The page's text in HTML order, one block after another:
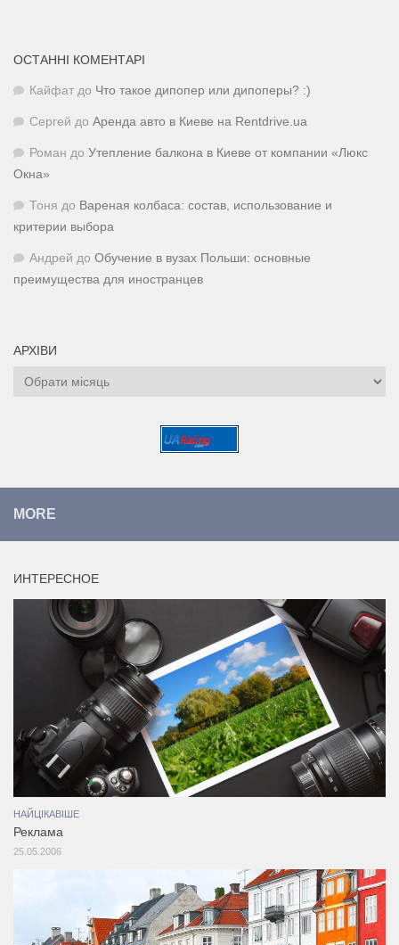
ОСТАННІ КОМЕНТАРІ
Кайфат до Что такое дипопер или дипоперы? :)
Сергей до Аренда авто в Киеве на Rentdrive.ua
Роман до Утепление балкона в Киеве от компании «Люкс
Окна»
Тоня до Вареная колбаса: состав, использование и
критерии выбора
Андрей до Обучение в вузах Польши: основные
преимущества для иностранцев
АРХІВИ
Архіви
MORE
ИНТЕРЕСНОЕ
НАЙЦІКАВІШЕ
Реклама
25.05.2006